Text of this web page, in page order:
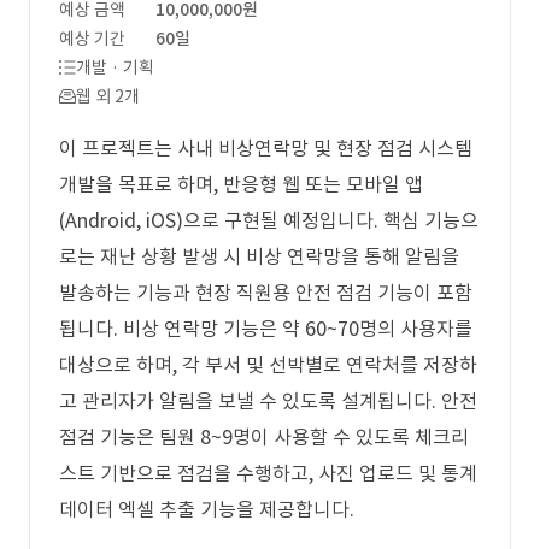
예상 금액
10,000,000원
예상 기간
60일
개발 · 기획
웹 외 2개
이 프로젝트는 사내 비상연락망 및 현장 점검 시스템
개발을 목표로 하며, 반응형 웹 또는 모바일 앱
(Android, iOS)으로 구현될 예정입니다. 핵심 기능으
로는 재난 상황 발생 시 비상 연락망을 통해 알림을
발송하는 기능과 현장 직원용 안전 점검 기능이 포함
됩니다. 비상 연락망 기능은 약 60~70명의 사용자를
대상으로 하며, 각 부서 및 선박별로 연락처를 저장하
고 관리자가 알림을 보낼 수 있도록 설계됩니다. 안전
점검 기능은 팀원 8~9명이 사용할 수 있도록 체크리
스트 기반으로 점검을 수행하고, 사진 업로드 및 통계
데이터 엑셀 추출 기능을 제공합니다.